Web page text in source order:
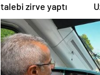
talebi zirve yaptı